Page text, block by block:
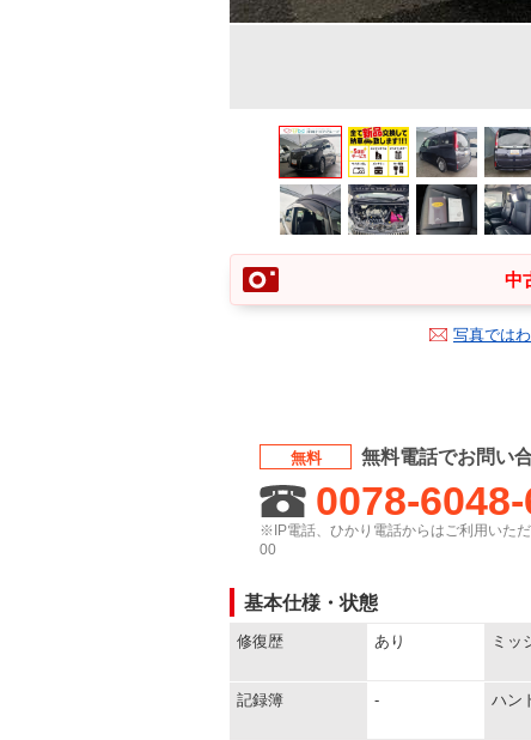
中
写真では
無料 無料電話でお問い
0078-
※IP電話、ひかり電話からはご利用いた
00
基本仕様・状態
修復歴 あり ミッ
記録簿 - ハン